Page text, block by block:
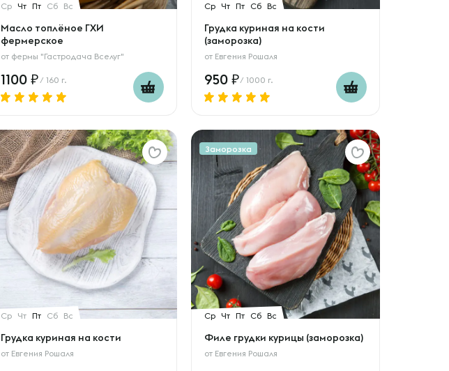
Ср Чт Пт Сб Вс
Масло топлёное ГХИ
фермерское
от фермы "Гастродача Вселуг"
1100 / 160 г.
Ср Чт Пт Сб Вс
Грудка куриная на кости
(заморозка)
от Евгения Рошаля
950 / 1000 г.
Ср Чт Пт Сб Вс
Грудка куриная на кости
от Евгения Рошаля
Заморозка
Ср Чт Пт Сб Вс
Филе грудки курицы (заморозка)
от Евгения Рошаля